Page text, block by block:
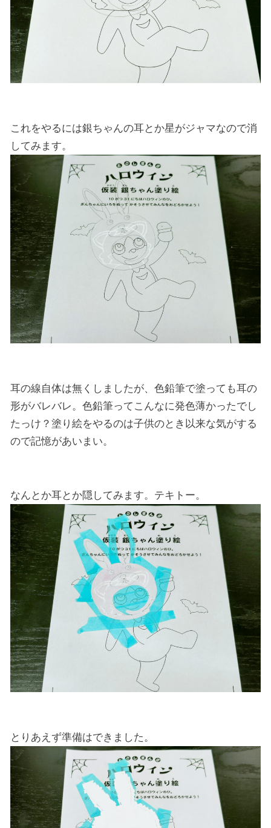
これをやるには銀ちゃんの耳とか星がジャマなので消
してみます。
耳の線自体は無くしましたが、色鉛筆で塗っても耳の
形がバレバレ。色鉛筆ってこんなに発色薄かったでし
たっけ？塗り絵をやるのは子供のとき以来な気がする
ので記憶があいまい。
なんとか耳とか隠してみます。テキトー。
とりあえず準備はできました。